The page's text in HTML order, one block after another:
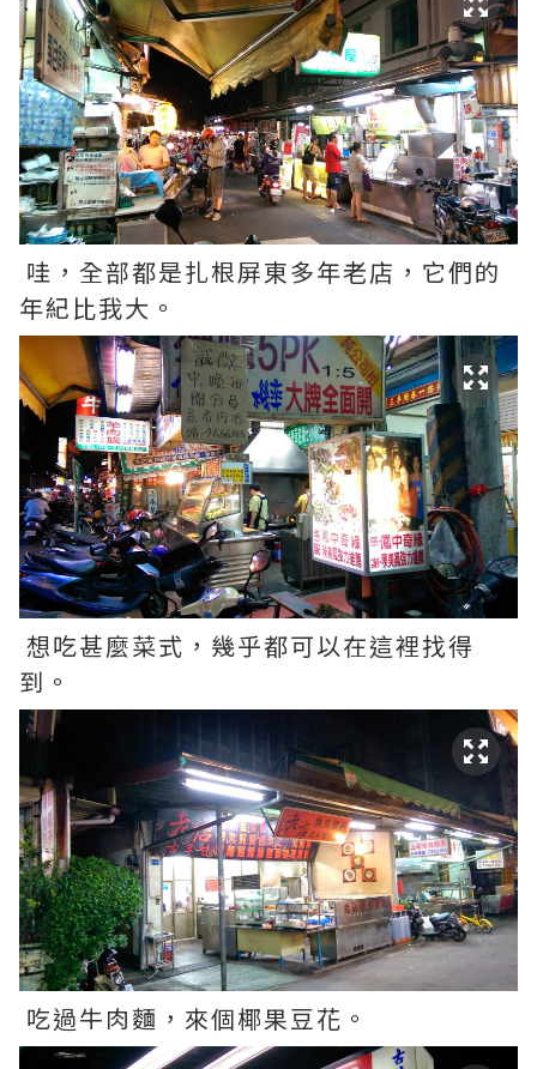
哇，全部都是扎根屏東多年老店，它們的
年紀比我大。
想吃甚麼菜式，幾乎都可以在這裡找得
到。
吃過牛肉麵，來個椰果豆花。